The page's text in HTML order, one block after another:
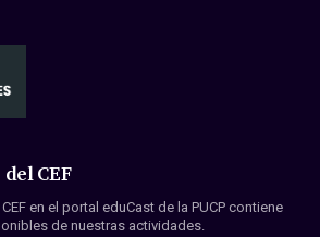
CEF
en el portal eduCast de la PUCP contiene
de nuestras actividades.